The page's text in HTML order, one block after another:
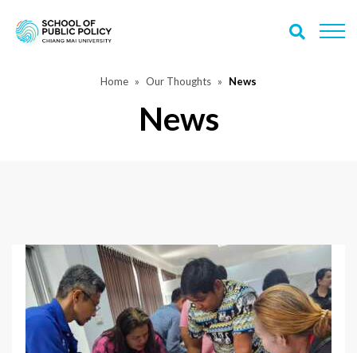
Home Our Thoughts News
News